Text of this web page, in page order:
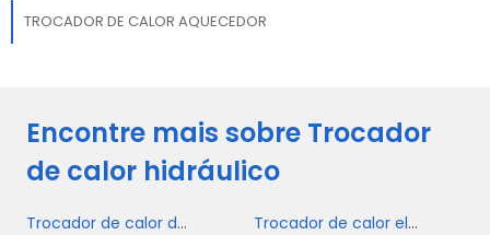
TROCADOR DE CALOR AQUECEDOR
Encontre mais sobre Trocador
de calor hidráulico
Trocador de calor duplo tubo
Trocador de calor elétrico